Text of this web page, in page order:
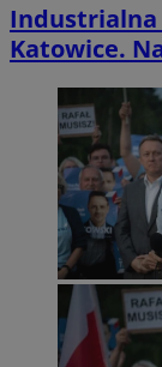
Industrialna
Katowice.